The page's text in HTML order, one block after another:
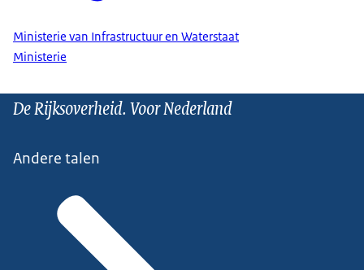
Ministerie van Infrastructuur en Waterstaat
Ministerie
De Rijksoverheid. Voor Nederland
Andere talen